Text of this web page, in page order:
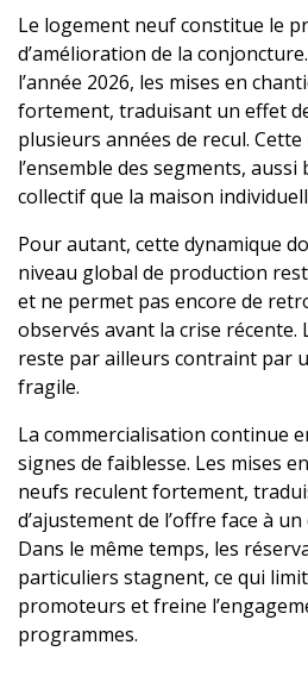
Le logement neuf constitue le
d’amélioration de la
l’année 2026, les mises en
fortement, traduisant un effet
plusieurs années de recul.
l’ensemble des segments,
collectif que la maison
Pour autant, cette dynamique
niveau global de production
et ne permet pas encore de
observés avant la crise récente.
reste par ailleurs contraint par
fragile.
La commercialisation continue
signes de faiblesse. Les mises
neufs reculent fortement,
d’ajustement de l’offre face à
Dans le même temps, les
particuliers stagnent, ce qui
promoteurs et freine
programmes.